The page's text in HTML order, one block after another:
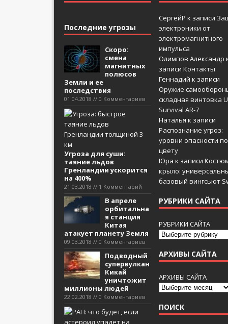
Последние угрозы
Скоро:
смена
магнитных
полюсов
Земли и ее
последствия
01.04.2018 // 0 Комментариев
Угроза для суши:
таяние льдов
Гренландии ускорится
на 400%
21.03.2018 // 1 Комментарий
В апреле
орбитальна
я станция
Китая
атакует планету Земля
09.03.2018 // 0 Комментариев
Подводный
супервулкан
Кикай
уничтожит
миллионы людей
22.02.2018 // 0 Комментариев
СергейР к записи
электроники от
электромагнитного
импульса
Олимпов Александр
записи Контакты
Геннадий к записи
Оружие
складная винтовка
Survival AR-7
Наталья к записи
Распознание угроз:
уровни опасности по
цвету
Юра к записи
крыло:
базовый вингсьют
РУБРИКИ САЙТА
РУБРИКИ САЙТА
АРХИВЫ САЙТА
АРХИВЫ САЙТА
ПОИСК